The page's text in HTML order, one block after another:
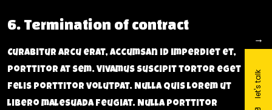
6. Termination of contract
Curabitur arcu erat, accumsan id imperdiet et,
porttitor at sem. Vivamus suscipit tortor eget
felis porttitor volutpat. Nulla quis lorem ut
libero malesuada feugiat. Nulla porttitor
→
let's talk